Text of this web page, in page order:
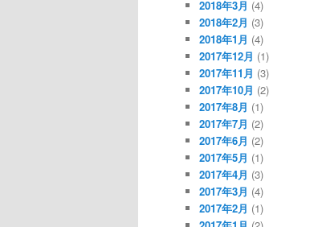
2018年3月 (4)
2018年2月 (3)
2018年1月 (4)
2017年12月 (1)
2017年11月 (3)
2017年10月 (2)
2017年8月 (1)
2017年7月 (2)
2017年6月 (2)
2017年5月 (1)
2017年4月 (3)
2017年3月 (4)
2017年2月 (1)